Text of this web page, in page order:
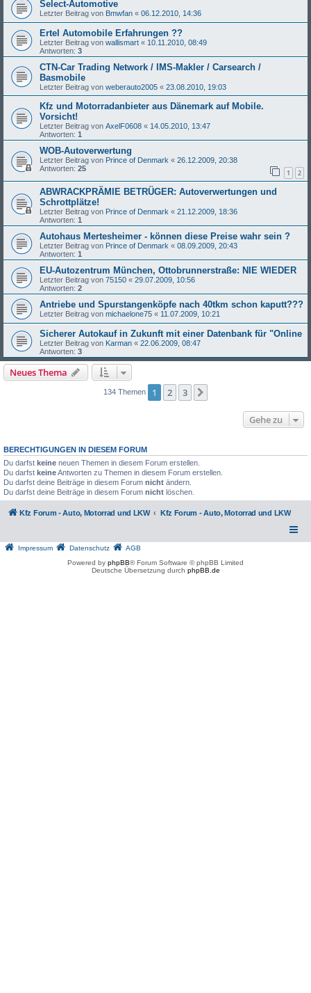
Select-Automotive
Letzter Beitrag von Bmwfan « 06.12.2010, 14:36
Ertel Automobile Erfahrungen ??
Letzter Beitrag von wallismart « 10.11.2010, 08:49
Antworten: 3
CTN-Car Trading Network / IMS-Makler / Carsearch /
Basmobile
Letzter Beitrag von weberauto2005 « 23.08.2010, 19:03
Kfz und Motorradanbieter aus Dänemark auf Mobile.
Vorsicht!
Letzter Beitrag von AxelF0608 « 14.05.2010, 13:47
Antworten: 1
WOB-Autoverwertung
Letzter Beitrag von Prince of Denmark « 26.12.2009, 20:38
Antworten: 25 1 2
ABWRACKPRÄMIE BETRÜGER: Autoverwertungen und
Schrottplätze!
Letzter Beitrag von Prince of Denmark « 21.12.2009, 18:36
Antworten: 1
Autohaus Mertesheimer - können diese Preise wahr sein ?
Letzter Beitrag von Prince of Denmark « 08.09.2009, 20:43
Antworten: 1
EU-Autozentrum München, Ottobrunnerstraße: NIE WIEDER
Letzter Beitrag von 75150 « 29.07.2009, 10:56
Antworten: 2
Antriebe und Spurstangenköpfe nach 40tkm schon kaputt???
Letzter Beitrag von michaelone75 « 11.07.2009, 10:21
Sicherer Autokauf in Zukunft mit einer Datenbank für "Online
Letzter Beitrag von Karman « 22.06.2009, 08:47
Antworten: 3
Neues Thema
134 Themen 1 2 3
Gehe zu
BERECHTIGUNGEN IN DIESEM FORUM
Du darfst keine neuen Themen in diesem Forum erstellen.
Du darfst keineAntworten zu Themen in diesem Forum erstellen.
Du darfst deine Beiträge in diesem Forum nicht ändern.
Du darfst deine Beiträge in diesem Forum nicht löschen.
Kfz Forum - Auto, Motorrad und LKW Kfz Forum - Auto, Motorrad und LKW
Impressum Datenschutz
AGB
Powered by phpBB® Forum Software © phpBB Limited
Deutsche Übersetzung durch phpBB.de